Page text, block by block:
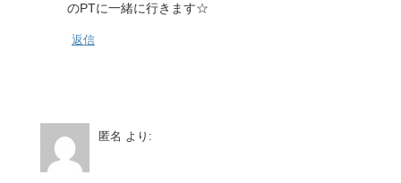
のPTに一緒に行きます☆
返信
匿名 より: